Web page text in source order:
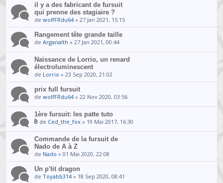
il y a des fabricant de fursuit
qui prenne des stagiaire ?
dewolfFRdu64» 27 Jan 2021, 15:15
Rangement tête grande taille
deArganalth » 27 Jan 2021, 00:44
Naissance de Lorrio, un renard
électroluminescent
de Lorrio » 23 Sep 2020, 21:02
prix full fursuit
dewolfFRdu64» 22 Nov 2020, 03:56
1ère fursuit: les patte tuto
de Ced_the_fox » 19 Mai 2017, 16:30
Commande de la fursuit de
Nado de A à Z
de Nado » 01 Mai 2020, 22:08
Un p'tit dragon
deToyabb314» 18 Sep 2020, 08:41